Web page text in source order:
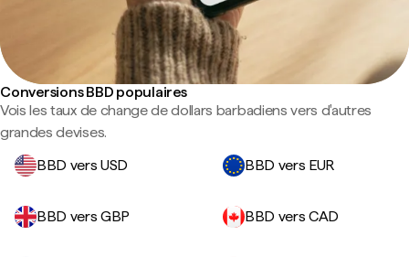
Conversions BBD populaires
Vois les taux de change de dollars barbadiens vers d'autres
grandes devises.
BBD vers USD
BBD vers EUR
BBD vers GBP BBD vers CAD